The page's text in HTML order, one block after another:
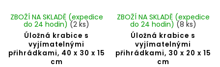
Úložná krabice s
vyjímatelnými
přihrádkami, 40 x 30 x 15
cm
ZBOŽÍ NA SKLADĚ (expedice
do 24 hodin) (2 ks)
Úložná krabice s
vyjímatelnými
přihrádkami, 30 x 20 x 15
cm
ZBOŽÍ NA SKLADĚ (expedice
do 24 hodin) (8 ks)